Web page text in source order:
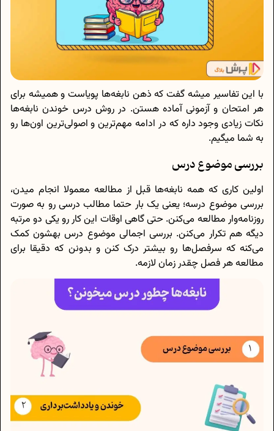
با این تفاسیر میشه گفت که ذهن نابغه‌ها پویاست و همیشه برای
هر امتحان و آزمونی آماده هستن. در روش درس خوندن نابغه‌ها
نکات زیادی وجود داره که در ادامه مهم‌ترین و اصولی‌ترین اون‌ها رو
به شما میگیم.
بررسی موضوع درس
اولین کاری که همه نابغه‌ها قبل از مطالعه معمولا انجام میدن،
بررسی موضوع درسه؛ یعنی یک بار حتما مطالب درسی رو به صورت
روزنامه‌وار مطالعه می‌کنن. حتی گاهی اوقات این کار رو یکی دو مرتبه
دیگه هم تکرار می‌کنن. بررسی اجمالی موضوع درس بهشون کمک
می‌کنه که سرفصل‌ها رو بیشتر درک کنن و بدونن که دقیقا برای
مطالعه هر فصل چقدر زمان لازمه.